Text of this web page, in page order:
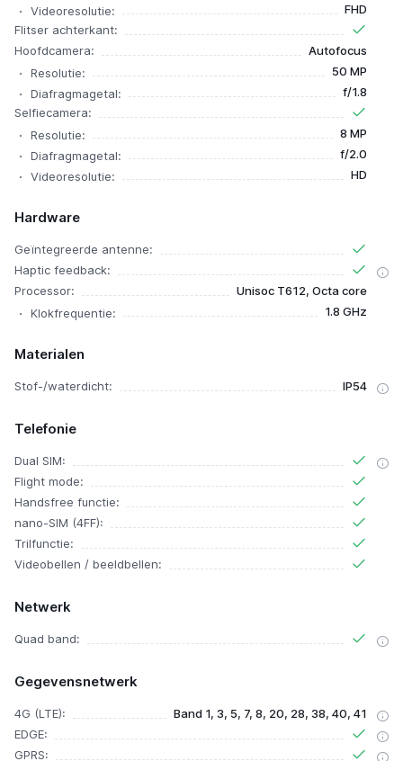
Videoresolutie:
FHD
Flitser achterkant:
Hoofdcamera:
Autofocus
Resolutie:
50 MP
Diafragmagetal:
f/1.8
Selfiecamera:
Resolutie:
8 MP
Diafragmagetal:
f/2.0
Videoresolutie:
HD
Hardware
Geïntegreerde antenne:
Haptic feedback:
Processor:
Unisoc T612, Octa core
Klokfrequentie:
1.8 GHz
Materialen
Stof-/waterdicht: IP54
Telefonie
Dual SIM:
Flight mode:
Handsfree functie:
nano-SIM (4FF):
Trilfunctie:
Videobellen / beeldbellen:
Netwerk
Quad band:
Gegevensnetwerk
4G (LTE):
Band 1, 3, 5, 7, 8, 20, 28, 38, 40, 41
EDGE:
GPRS: